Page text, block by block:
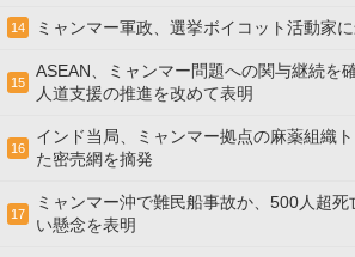
14 ミャンマー軍政、選挙ボイコット活動家
15
ASEAN、ミャンマー問題への関与継続
人道支援の推進を改めて表明
16
インド当局、ミャンマー拠点の麻薬組織
た密売網を摘発
17
ミャンマー沖で難民船事故か、500人超
い懸念を表明